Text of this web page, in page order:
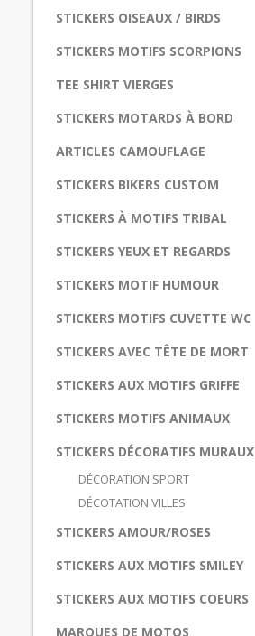
STICKERS OISEAUX / BIRDS
STICKERS MOTIFS SCORPIONS
TEE SHIRT VIERGES
STICKERS MOTARDS À BORD
ARTICLES CAMOUFLAGE
STICKERS BIKERS CUSTOM
STICKERS À MOTIFS TRIBAL
STICKERS YEUX ET REGARDS
STICKERS MOTIF HUMOUR
STICKERS MOTIFS CUVETTE WC
STICKERS AVEC TÊTE DE MORT
STICKERS AUX MOTIFS GRIFFE
STICKERS MOTIFS ANIMAUX
STICKERS DÉCORATIFS MURAUX
DÉCORATION SPORT
DÉCOTATION VILLES
STICKERS AMOUR/ROSES
STICKERS AUX MOTIFS SMILEY
STICKERS AUX MOTIFS COEURS
MARQUES DE MOTOS